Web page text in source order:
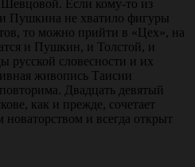
Если кому-то из
Пушкина не хватило фигуры
то можно прийти в «Цех», на
и Пушкин, и Толстой, и
русской словесности и их
живопись Таисии
Двадцать девятый
как и прежде, сочетает
и всегда открыт